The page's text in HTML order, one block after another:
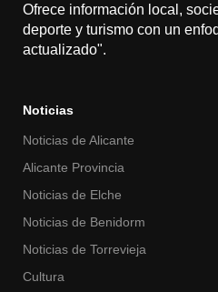
Ofrece información local,
deporte y turismo con un
actualizado".
Noticias
Noticias de Alicante
Alicante Provincia
Noticias de Elche
Noticias de Benidorm
Noticias de Torrevieja
Cultura